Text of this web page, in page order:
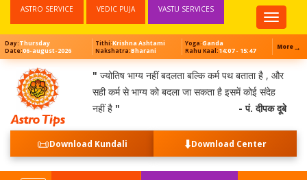
Top
Menu
ASTRO SERVICE VEDIC PUJA VASTU SERVICES
Day:Thursday
Date:06-august-2026
Tithi:Krishna Ashtami
Nakshatra:Bharani
Yoga:Ganda
Rahu Kaal:14:07 - 15:47 More→
" ज्योतिष भाग्य नहीं बदलता बल्कि कर्म पथ बताता है , और
सही कर्म से भाग्य को बदला जा सकता है इसमें कोई संदेह
नहीं है " - पं. दीपक दूबे
📜Download Kundali ⬇️Download Center